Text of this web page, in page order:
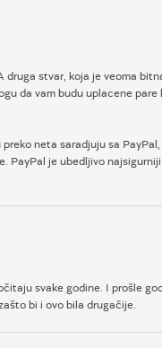
druga stvar, koja je veoma
da vam budu uplacene
neta saradjuju sa
PayPal je ubedljivo
svake godine. I prošle
bi i ovo bila drugačije.